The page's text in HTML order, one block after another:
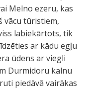
Melno ezeru, kas
vācu tūristiem,
labiekārtots, tik
ar kādu egļu
ūdens ar viegli
Durmidoru kalnu
piedāvā vairākas